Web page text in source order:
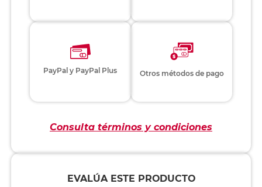
PayPal y PayPal Plus Otros métodos de pago
Consulta términos y condiciones
EVALÚA ESTE PRODUCTO